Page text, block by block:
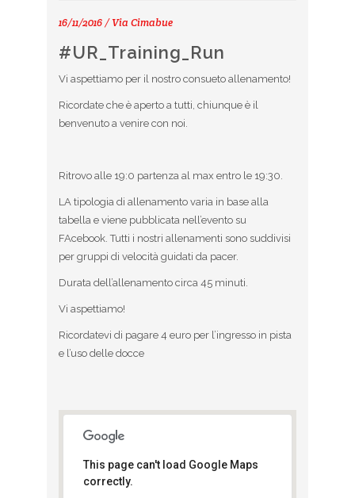
16/11/2016 / Via Cimabue
#UR_Training_Run
Vi aspettiamo per il nostro consueto allenamento!
Ricordate che è aperto a tutti, chiunque è il
benvenuto a venire con noi.
Ritrovo alle 19:0 partenza al max entro le 19:30.
LA tipologia di allenamento varia in base alla
tabella e viene pubblicata nell’evento su
FAcebook. Tutti i nostri allenamenti sono suddivisi
per gruppi di velocità guidati da pacer.
Durata dell’allenamento circa 45 minuti.
Vi aspettiamo!
Ricordatevi di pagare 4 euro per l’ingresso in pista
e l’uso delle docce
Campo XXV
This page can't load Google Maps
correctly.